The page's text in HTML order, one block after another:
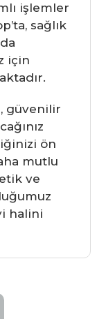
işlemler
sağlık
için
güvenilir
ön
mutlu
ve
halini